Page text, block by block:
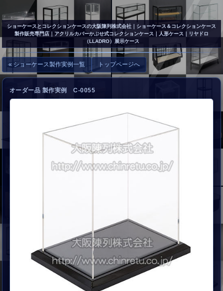
お問い合わせ
ショーケースとコレクションケースの大阪陳列株式会社 ｜ショーケース＆コレクションケース
製作販売専門店｜アクリルカバーかぶせ式コレクションケース｜人形ケース｜リヤドロ
（LLADRO）展示ケース
« ショーケース製作実例一覧 トップページへ
オーダー品 製作実例 C-0055